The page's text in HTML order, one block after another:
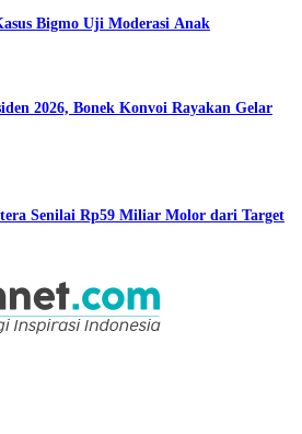
Bigmo Uji Moderasi Anak
2026, Bonek Konvoi Rayakan Gelar
Senilai Rp59 Miliar Molor dari Target